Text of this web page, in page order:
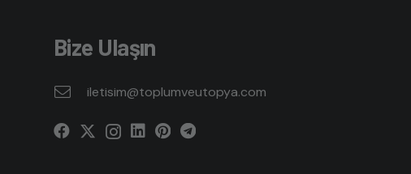
Bize Ulaşın
iletisim@toplumveutopya.com